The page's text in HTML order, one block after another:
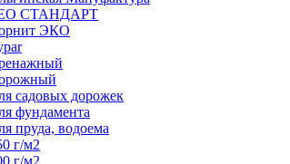
СТАНДАРТ
ЭКО
садовых дорожек
фундамента
пруда, водоема
г/м2